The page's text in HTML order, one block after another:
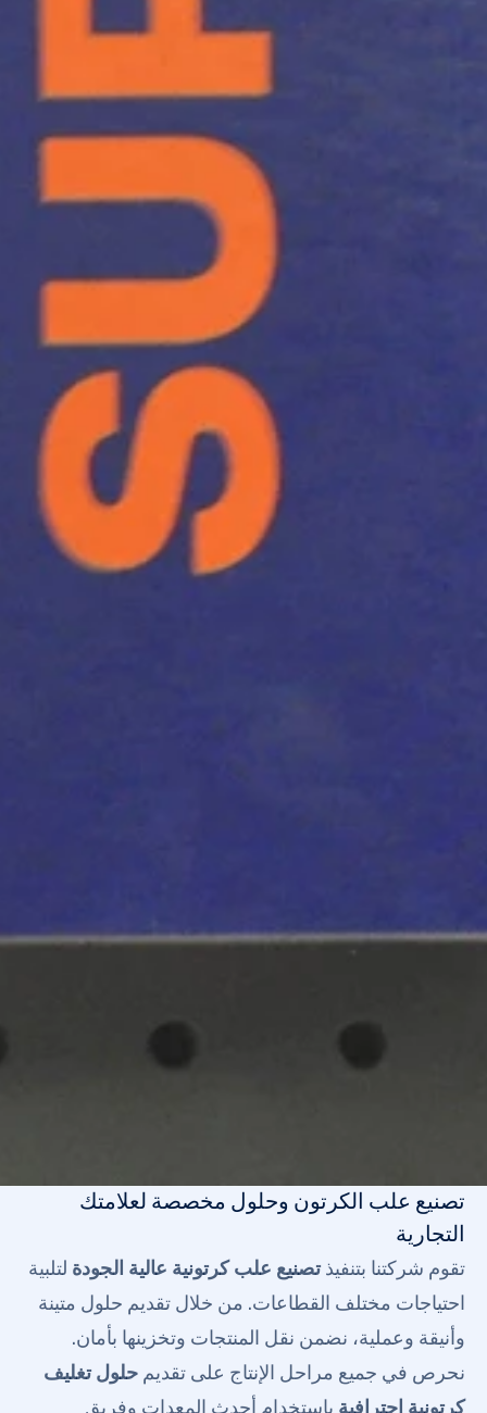
تصنيع علب الكرتون وحلول مخصصة لعلامتك
التجارية
تقوم شركتنا بتنفيذتصنيع علب كرتونية عالية الجودة لتلبية
احتياجات مختلف القطاعات. من خلال تقديم حلول متينة
وأنيقة وعملية، نضمن نقل المنتجات وتخزينها بأمان.
نحرص في جميع مراحل الإنتاج على تقديم حلول تغليف
كرتونية احترافية باستخدام أحدث المعدات وفريق